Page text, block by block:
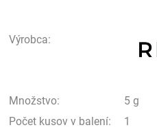
Výrobca:
Množstvo:
5 g
Počet kusov v balení:
1